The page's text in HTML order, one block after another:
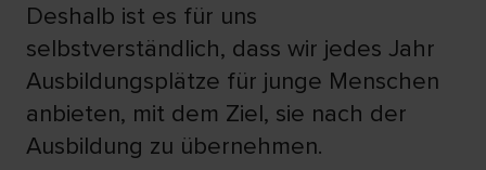
Deshalb ist es für uns
selbstverständlich, dass wir jedes Jahr
Ausbildungsplätze für junge Menschen
anbieten, mit dem Ziel, sie nach der
Ausbildung zu übernehmen.